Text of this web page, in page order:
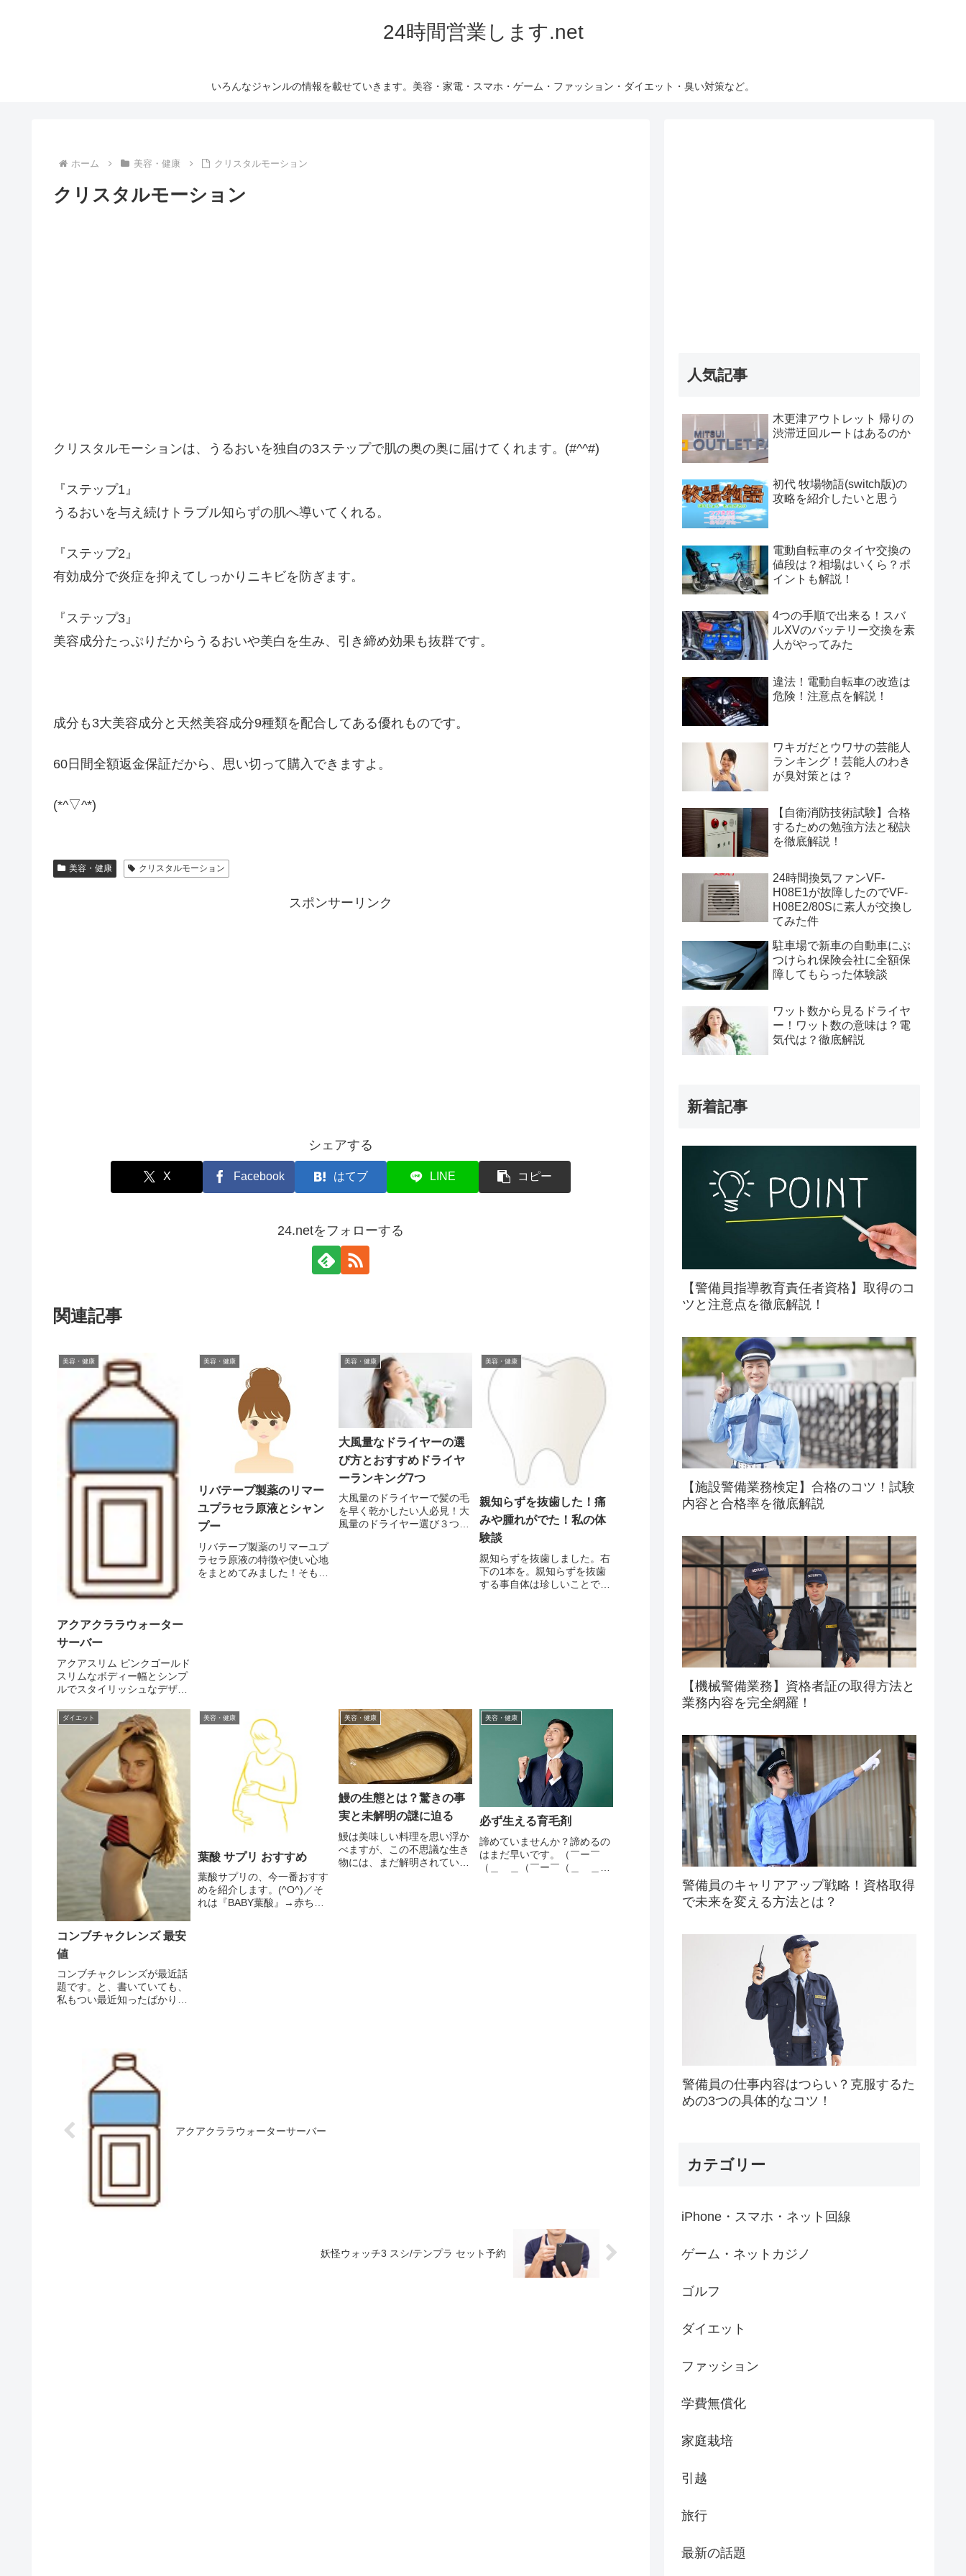
24時間営業します.net
いろんなジャンルの情報を載せていきます。美容・家電・スマホ・ゲーム・ファッション・ダイエット・臭い対策など。
ホーム 美容・健康 クリスタルモーション
クリスタルモーション
クリスタルモーションは、うるおいを独自の3ステップで肌の奥の奥に届けてくれます。(#^^#)
『ステップ1』
うるおいを与え続けトラブル知らずの肌へ導いてくれる。
『ステップ2』
有効成分で炎症を抑えてしっかりニキビを防ぎます。
『ステップ3』
美容成分たっぷりだからうるおいや美白を生み、引き締め効果も抜群です。
成分も3大美容成分と天然美容成分9種類を配合してある優れものです。
60日間全額返金保証だから、思い切って購入できますよ。
(*^▽^*)
美容・健康 クリスタルモーション
スポンサーリンク
シェアする
X Facebook はてブ LINE コピー
24.netをフォローする
関連記事
美容・健康
アクアクララウォーター
サーバー
アクアスリム ピンクゴールド
スリムなボディー幅とシンプ
ルでスタイリッシュなデザイ
に、待望の新色「ピンクゴー
ルド」が登場しました。アク
アスリムの電気代が、さらに
安くなっています。平均約
1,000円（月）が、平均約 ...
美容・健康
リバテープ製薬のリマー
ユプラセラ原液とシャン
プー
リバテープ製薬のリマーユプ
ラセラ原液の特徴や使い心地
をまとめてみました！そもそ
美容・健康
大風量なドライヤーの選
び方とおすすめドライヤ
ーランキング7つ
大風量のドライヤーで髪の毛
を早く乾かしたい人必見！大
風量のドライヤー選び３つの
美容・健康
親知らずを抜歯した！痛
みや腫れがでた！私の体
験談
親知らずを抜歯しました。右
下の1本を。親知らずを抜歯
する事自体は珍しいことでは
ダイエット
コンブチャクレンズ 最安
値
コンブチャクレンズが最近話
題です。と、書いていても、
私もつい最近知ったばかりで
いてみます。そもそもコンブ
チャクレンズとは昆布茶では
ありません。たぶん、初めて
耳にした...
美容・健康
葉酸 サプリ おすすめ
葉酸サプリの、今一番おすす
めを紹介します。(^O^)／そ
れは『BABY葉酸』→赤ちゃ
美容・健康
鰻の生態とは？驚きの事
実と未解明の謎に迫る
鰻は美味しい料理を思い浮か
べますが、この不思議な生き
物には、まだ解明されていな
美容・健康
必ず生える育毛剤
諦めていませんか？諦めるの
はまだ早いです。（￣ー￣
（＿ ＿（￣ー￣（＿ ＿そ
アクアクララウォーターサーバー
妖怪ウォッチ3 スシ/テンプラ セット予約
人気記事
木更津アウトレット 帰りの
渋滞迂回ルートはあるのか
初代 牧場物語(switch版)の
攻略を紹介したいと思う
電動自転車のタイヤ交換の
値段は？相場はいくら？ポ
イントも解説！
4つの手順で出来る！スバ
ルXVのバッテリー交換を素
人がやってみた
違法！電動自転車の改造は
危険！注意点を解説！
ワキガだとウワサの芸能人
ランキング！芸能人のわき
が臭対策とは？
【自衛消防技術試験】合格
するための勉強方法と秘訣
を徹底解説！
24時間換気ファンVF-
H08E1が故障したのでVF-
H08E2/80Sに素人が交換し
てみた件
駐車場で新車の自動車にぶ
つけられ保険会社に全額保
障してもらった体験談
ワット数から見るドライヤ
ー！ワット数の意味は？電
気代は？徹底解説
新着記事
【警備員指導教育責任者資格】取得のコ
ツと注意点を徹底解説！
【施設警備業務検定】合格のコツ！試験
内容と合格率を徹底解説
【機械警備業務】資格者証の取得方法と
業務内容を完全網羅！
警備員のキャリアアップ戦略！資格取得
で未来を変える方法とは？
警備員の仕事内容はつらい？克服するた
めの3つの具体的なコツ！
カテゴリー
iPhone・スマホ・ネット回線
ゲーム・ネットカジノ
ゴルフ
ダイエット
ファッション
学費無償化
家庭栽培
引越
旅行
最新の話題